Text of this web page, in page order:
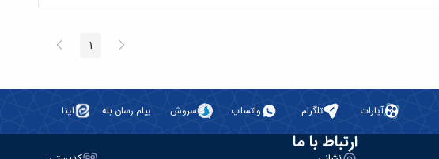
پیغام صفحه1 صفحه
آپارات تلگرام واتساپ سروش پیام رسان بله ایتا
ارتباط با ما